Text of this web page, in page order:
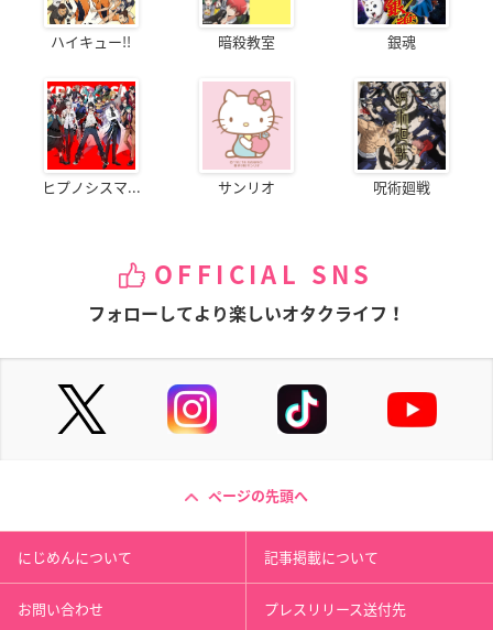
ハイキュー!! 暗殺教室 銀魂
ヒプノシスマ... サンリオ 呪術廻戦
OFFICIAL SNS
フォローしてより楽しいオタクライフ！
ページの先頭へ
にじめんについて 記事掲載について
お問い合わせ プレスリリース送付先